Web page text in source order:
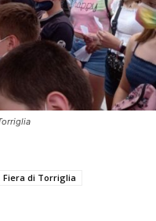
Fiera di Torriglia